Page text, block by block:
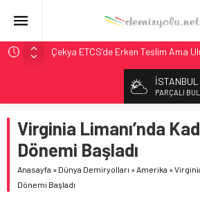
Çekya ETCS’de Erken Teslim Ama
České dráhy 101 Yaşındaki
Brescia 426 Milyon Euro’luk Tramvay
Northern Railway Doğruladı: 308
Puja
Madrid Atocha’da 56 Milyon
%33 Kapasite Artışı
İSTANBUL
PARÇALI
Virginia Limanı’nda
Dönemi Başladı
Anasayfa » Dünya Demiryolları »Amerika »
Dönemi Başladı